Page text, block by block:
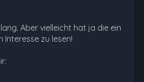
Aber vielleicht hat ja die ein
zu lesen!